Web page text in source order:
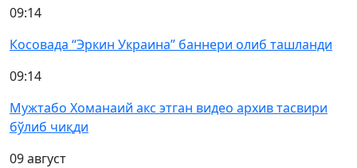
09:14
Косовада “Эркин Украина” баннери олиб ташланди
09:14
Мужтабо Хоманаий акс этган видео архив тасвири
бўлиб чиқди
09 август